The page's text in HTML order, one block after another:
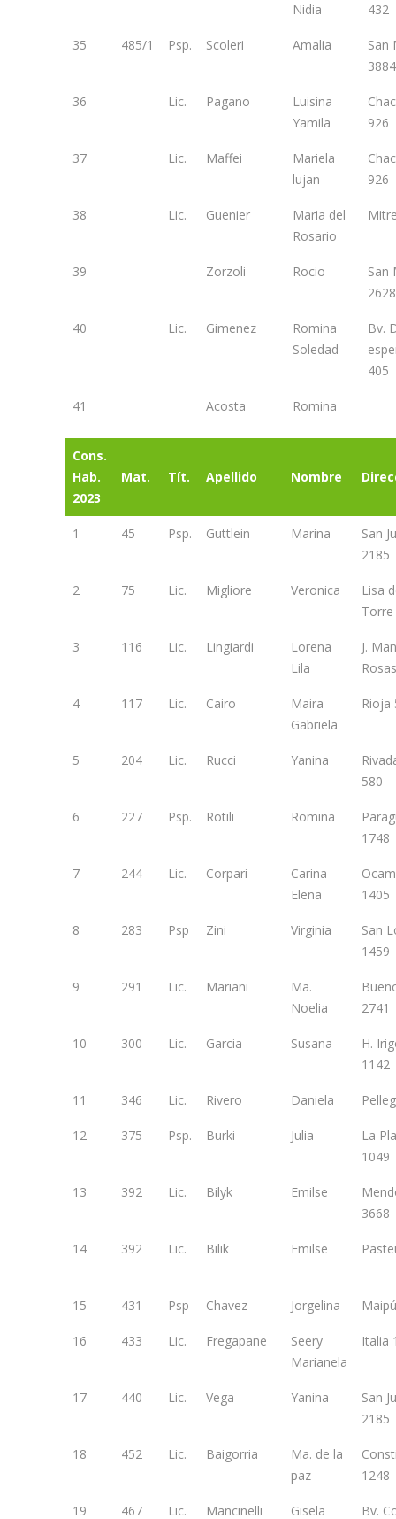
Nidia
432
35 485/1 Psp. Scoleri Amalia
San
3884
36 Lic. Pagano
Luisina
Yamila
926
37 Lic. Maffei
Mariela
lujan
926
38 Lic. Guenier
Maria del
Rosario
39 Zorzoli Rocio
San
2628
40 Lic. Gimenez
Romina
Soledad
Bv.
405
41 Acosta Romina
Cons.
Hab.
2023
Mat. Tít. Apellido Nombre
1 45 Psp. Guttlein Marina
San
2185
2 75 Lic. Migliore Veronica
Lisa
3 116 Lic. Lingiardi
Lorena
Lila
J.
4 117 Lic. Cairo
Maira
Gabriela
Rioja
5 204 Lic. Rucci Yanina
580
6 227 Psp. Rotili Romina
1748
7 244 Lic. Corpari
Carina
Elena
1405
8 283 Psp Zini Virginia
San
1459
9 291 Lic. Mariani
Ma.
Noelia
2741
10 300 Lic. Garcia Susana
H.
1142
11 346 Lic. Rivero Daniela
12 375 Psp. Burki Julia
La
1049
13 392 Lic. Bilyk Emilse
3668
14 392 Lic. Bilik Emilse
15 431 Psp Chavez Jorgelina
16 433 Lic. Fregapane
Seery
Marianela
Italia
17 440 Lic. Vega Yanina
San
2185
18 452 Lic. Baigorria
Ma. de la
paz
1248
19 467 Lic. Mancinelli Gisela Bv.